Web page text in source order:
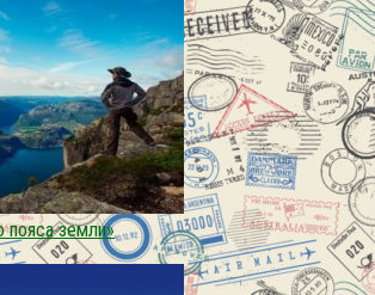
пояса земли»